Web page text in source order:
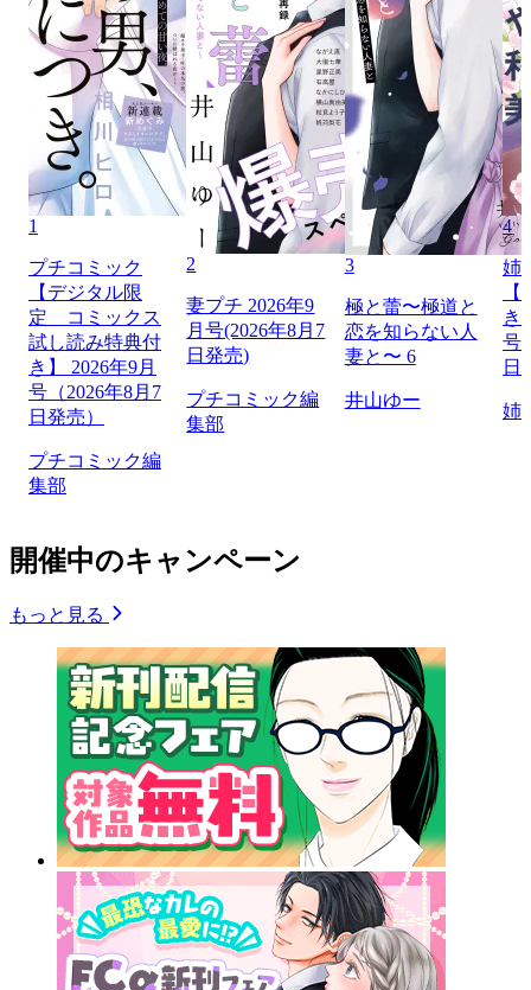
1
プチコミック
【デジタル限
定 コミックス
試し読み特典付
き】 2026年9月
号（2026年8月7
日発売）
プチコミック編
集部
2
妻プチ 2026年9
月号(2026年8月7
日発売)
プチコミック編
集部
3
極と蕾〜極道と
恋を知らない人
妻と〜 6
井山ゆー
4
姉
き
号
日
姉
開催中のキャンペーン
もっと見る